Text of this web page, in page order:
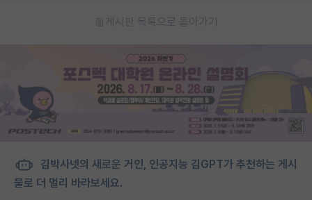
게시판 목록으로 돌아가기
김박사넷의 새로운 거인, 인공지능 김GPT가 추천하는 게시
물로 더 멀리 바라보세요.